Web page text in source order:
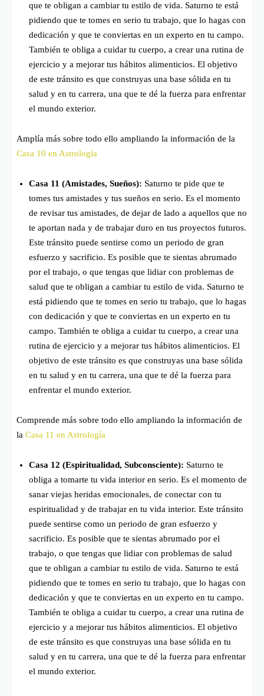
que te obligan a cambiar tu estilo de vida. Saturno te está
pidiendo que te tomes en serio tu trabajo, que lo hagas con
dedicación y que te conviertas en un experto en tu campo.
También te obliga a cuidar tu cuerpo, a crear una rutina de
ejercicio y a mejorar tus hábitos alimenticios. El objetivo
de este tránsito es que construyas una base sólida en tu
salud y en tu carrera, una que te dé la fuerza para enfrentar
el mundo exterior.
Amplía más sobre todo ello ampliando la información de la
Casa 10 en Astrología
Casa 11 (Amistades, Sueños): Saturno te pide que te
tomes tus amistades y tus sueños en serio. Es el momento
de revisar tus amistades, de dejar de lado a aquellos que no
te aportan nada y de trabajar duro en tus proyectos futuros.
Este tránsito puede sentirse como un periodo de gran
esfuerzo y sacrificio. Es posible que te sientas abrumado
por el trabajo, o que tengas que lidiar con problemas de
salud que te obligan a cambiar tu estilo de vida. Saturno te
está pidiendo que te tomes en serio tu trabajo, que lo hagas
con dedicación y que te conviertas en un experto en tu
campo. También te obliga a cuidar tu cuerpo, a crear una
rutina de ejercicio y a mejorar tus hábitos alimenticios. El
objetivo de este tránsito es que construyas una base sólida
en tu salud y en tu carrera, una que te dé la fuerza para
enfrentar el mundo exterior.
Comprende más sobre todo ello ampliando la información de
la Casa 11 en Astrología
Casa 12 (Espiritualidad, Subconsciente): Saturno te
obliga a tomarte tu vida interior en serio. Es el momento de
sanar viejas heridas emocionales, de conectar con tu
espiritualidad y de trabajar en tu vida interior. Este tránsito
puede sentirse como un periodo de gran esfuerzo y
sacrificio. Es posible que te sientas abrumado por el
trabajo, o que tengas que lidiar con problemas de salud
que te obligan a cambiar tu estilo de vida. Saturno te está
pidiendo que te tomes en serio tu trabajo, que lo hagas con
dedicación y que te conviertas en un experto en tu campo.
También te obliga a cuidar tu cuerpo, a crear una rutina de
ejercicio y a mejorar tus hábitos alimenticios. El objetivo
de este tránsito es que construyas una base sólida en tu
salud y en tu carrera, una que te dé la fuerza para enfrentar
el mundo exterior.